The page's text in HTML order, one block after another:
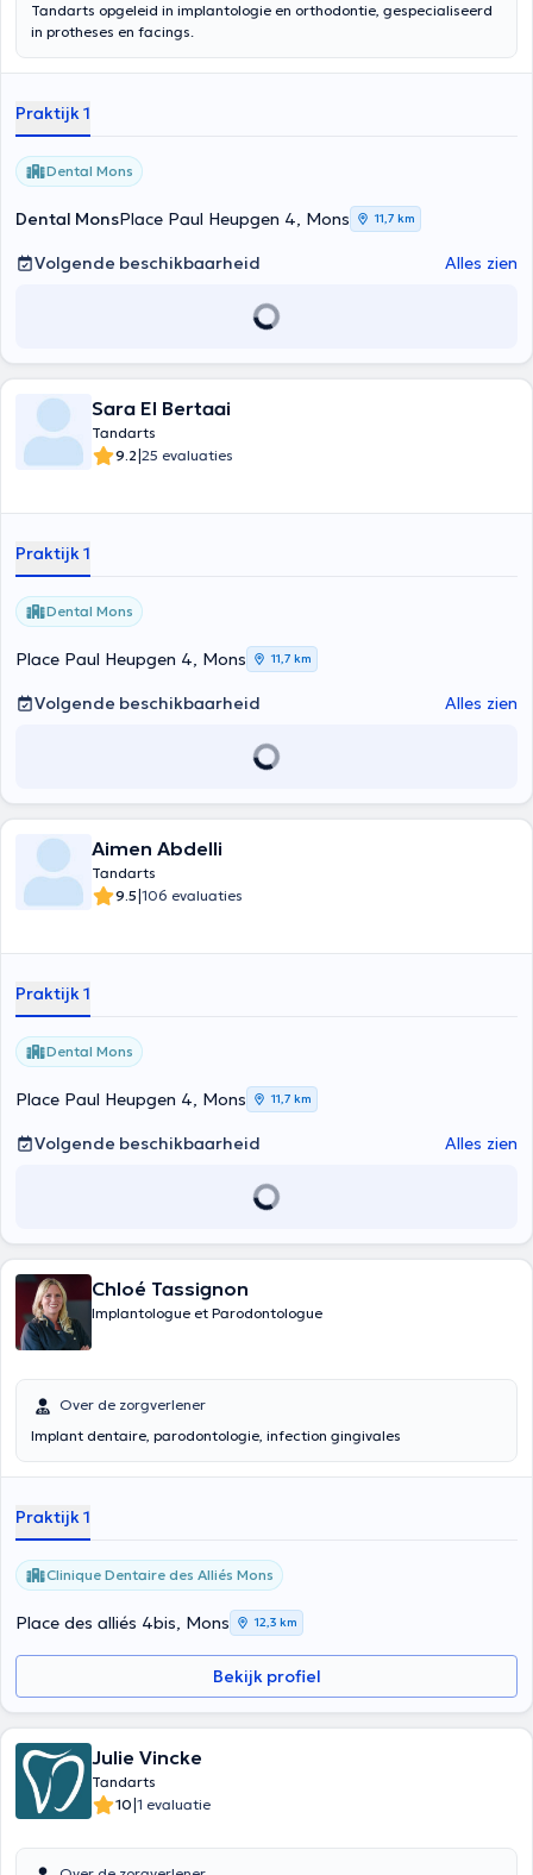
Tandarts opgeleid in implantologie en orthodontie, gespecialiseerd
in protheses en facings.
Praktijk 1
Dental Mons
Dental MonsPlace Paul Heupgen 4, Mons 11,7 km
Volgende beschikbaarheid Alles zien
Sara El Bertaai
Tandarts
9.2|25 evaluaties
Praktijk 1
Dental Mons
Place Paul Heupgen 4, Mons 11,7 km
Volgende beschikbaarheid Alles zien
Aimen Abdelli
Tandarts
9.5|106 evaluaties
Praktijk 1
Dental Mons
Place Paul Heupgen 4, Mons 11,7 km
Volgende beschikbaarheid Alles zien
Chloé Tassignon
Implantologue et Parodontologue
Over de zorgverlener
Implant dentaire, parodontologie, infection gingivales
Praktijk 1
Clinique Dentaire des Alliés Mons
Place des alliés 4bis, Mons 12,3 km
Bekijk profiel
Julie Vincke
Tandarts
10|1 evaluatie